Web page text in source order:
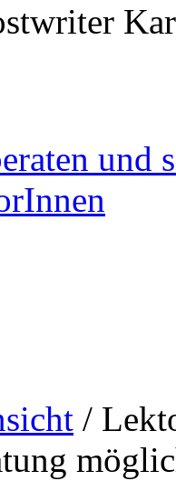
und
/